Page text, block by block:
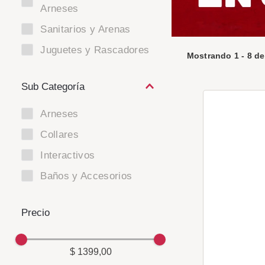
Arneses
Sanitarios y Arenas
Juguetes y Rascadores
Arneses
Collares
Interactivos
Baños y Accesorios
$ 1399,00
Mostrando 1 - 8